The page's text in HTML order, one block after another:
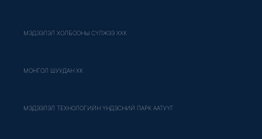
МЭДЭЭЛЭЛ ХОЛБООНЫ СҮЛЖЭЭ ХХК
МОНГОЛ ШУУДАН ХК
МЭДЭЭЛЭЛ ТЕХНОЛОГИЙН ҮНДЭСНИЙ ПАРК ААТУҮГ